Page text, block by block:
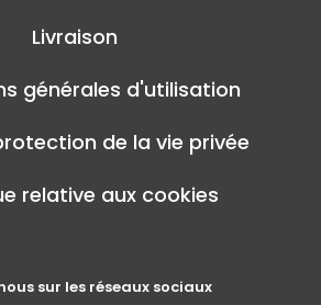
Livraison
générales d'utilisation
de la vie privée
relative aux cookies
sur les réseaux sociaux